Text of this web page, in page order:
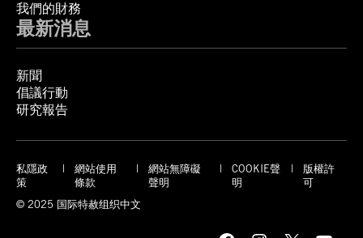
我們的財務
最新消息
新聞
倡議行動
研究報告
私隱政
策
網站使用
條款
網站無障礙
聲明
COOKIE聲
明
版權許
可
© 2025 国际特赦组织中文